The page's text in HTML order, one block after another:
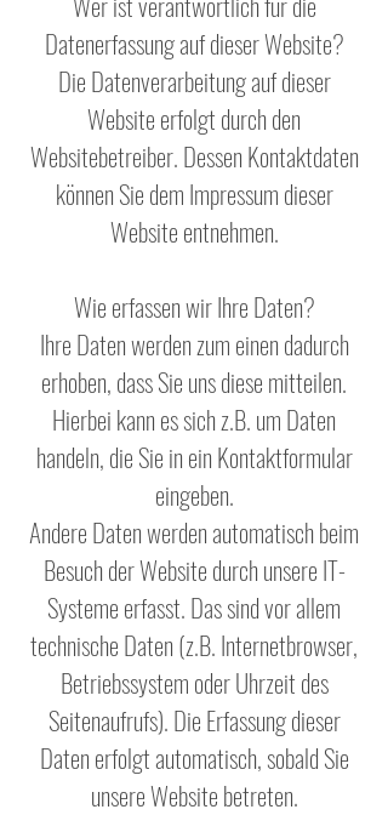
Datenerfassung auf dieser Website?
Die Datenverarbeitung auf dieser
Website erfolgt durch den
Websitebetreiber. Dessen Kontaktdaten
können Sie dem Impressum dieser
Website entnehmen.
Wie erfassen wir Ihre Daten?
Ihre Daten werden zum einen dadurch
erhoben, dass Sie uns diese mitteilen.
Hierbei kann es sich z.B. um Daten
handeln, die Sie in ein Kontaktformular
eingeben.
Andere Daten werden automatisch beim
Besuch der Website durch unsere IT-
Systeme erfasst. Das sind vor allem
technische Daten (z.B. Internetbrowser,
Betriebssystem oder Uhrzeit des
Seitenaufrufs). Die Erfassung dieser
Daten erfolgt automatisch, sobald Sie
unsere Website betreten.